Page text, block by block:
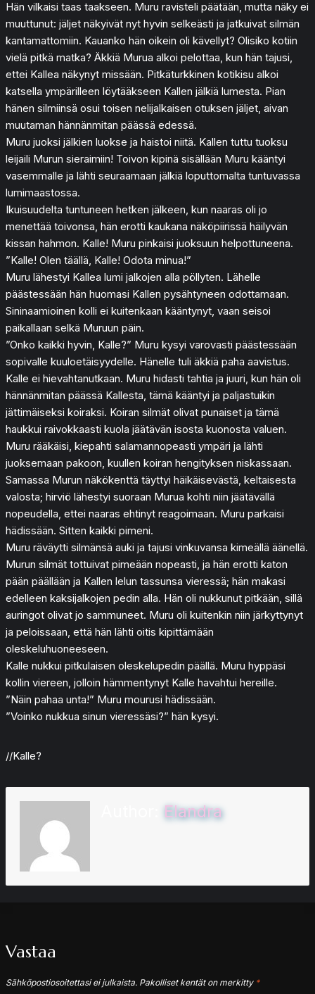
Hän vilkaisi taas taakseen. Muru ravisteli päätään, mutta näky ei
muuttunut: jäljet näkyivät nyt hyvin selkeästi ja jatkuivat silmän
kantamattomiin. Kauanko hän oikein oli kävellyt? Olisiko kotiin
vielä pitkä matka? Äkkiä Murua alkoi pelottaa, kun hän tajusi,
ettei Kallea näkynyt missään. Pitkäturkkinen kotikisu alkoi
katsella ympärilleen löytääkseen Kallen jälkiä lumesta. Pian
hänen silmiinsä osui toisen nelijalkaisen otuksen jäljet, aivan
muutaman hännänmitan päässä edessä.
Muru juoksi jälkien luokse ja haistoi niitä. Kallen tuttu tuoksu
leijaili Murun sieraimiin! Toivon kipinä sisällään Muru kääntyi
vasemmalle ja lähti seuraamaan jälkiä loputtomalta tuntuvassa
lumimaastossa.
Ikuisuudelta tuntuneen hetken jälkeen, kun naaras oli jo
menettää toivonsa, hän erotti kaukana näköpiirissä häilyvän
kissan hahmon. Kalle! Muru pinkaisi juoksuun helpottuneena.
”Kalle! Olen täällä, Kalle! Odota minua!”
Muru lähestyi Kallea lumi jalkojen alla pöllyten. Lähelle
päästessään hän huomasi Kallen pysähtyneen odottamaan.
Sininaamioinen kolli ei kuitenkaan kääntynyt, vaan seisoi
paikallaan selkä Muruun päin.
”Onko kaikki hyvin, Kalle?” Muru kysyi varovasti päästessään
sopivalle kuuloetäisyydelle. Hänelle tuli äkkiä paha aavistus.
Kalle ei hievahtanutkaan. Muru hidasti tahtia ja juuri, kun hän oli
hännänmitan päässä Kallesta, tämä kääntyi ja paljastuikin
jättimäiseksi koiraksi. Koiran silmät olivat punaiset ja tämä
haukkui raivokkaasti kuola jäätävän isosta kuonosta valuen.
Muru rääkäisi, kiepahti salamannopeasti ympäri ja lähti
juoksemaan pakoon, kuullen koiran hengityksen niskassaan.
Samassa Murun näkökenttä täyttyi häikäisevästä, keltaisesta
valosta; hirviö lähestyi suoraan Murua kohti niin jäätävällä
nopeudella, ettei naaras ehtinyt reagoimaan. Muru parkaisi
hädissään. Sitten kaikki pimeni.
Muru räväytti silmänsä auki ja tajusi vinkuvansa kimeällä äänellä.
Murun silmät tottuivat pimeään nopeasti, ja hän erotti katon
pään päällään ja Kallen lelun tassunsa vieressä; hän makasi
edelleen kaksijalkojen pedin alla. Hän oli nukkunut pitkään, sillä
auringot olivat jo sammuneet. Muru oli kuitenkin niin järkyttynyt
ja peloissaan, että hän lähti oitis kipittämään
oleskeluhuoneeseen.
Kalle nukkui pitkulaisen oleskelupedin päällä. Muru hyppäsi
kollin viereen, jolloin hämmentynyt Kalle havahtui hereille.
”Näin pahaa unta!” Muru mourusi hädissään.
”Voinko nukkua sinun vieressäsi?” hän kysyi.
//Kalle?
Elandra
Vastaa
Sähköpostiosoitettasi ei julkaista. Pakolliset kentät on merkitty *